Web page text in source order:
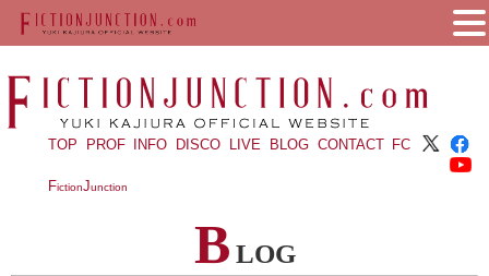
TOP PROF INFO DISCO LIVE BLOG CONTACT FC
FictionJunction
B LOG